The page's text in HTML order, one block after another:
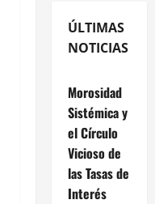
ÚLTIMAS
NOTICIAS
Morosidad
Sistémica y
el Círculo
Vicioso de
las Tasas de
Interés